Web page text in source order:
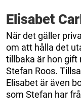
Elisabet
När det gäller
om att hålla det
tillbaka är hon gift
Stefan Roos.
Elisabet är även
som Stefan har